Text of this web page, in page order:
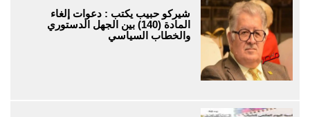
شيركو حبيب يكتب : دعوات إلغاء
المادة (140) بين الجهل الدستوري
والخطاب السياسي